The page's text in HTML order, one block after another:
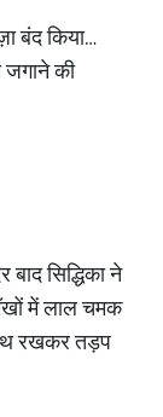
बंद किया…
जगाने की
सिद्धिका ने
में लाल चमक
रखकर तड़प